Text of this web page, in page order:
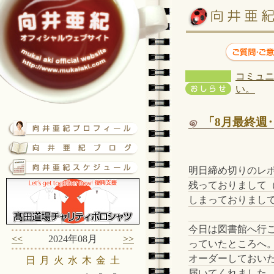
<< 2024年08月 >>
日 月 火 水 木 金 土
コミュ
い。
「8月最終
明日締め切りのレ
残っておりまして
しまっておりまし
今日は図書館へ行
っていたところへ
オーダーしておい